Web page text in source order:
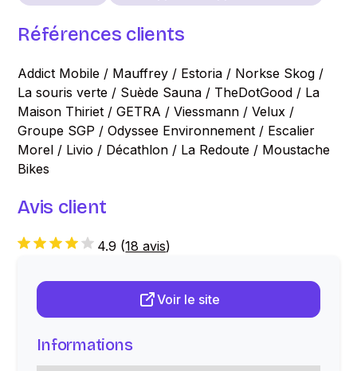
Références clients
Addict Mobile / Mauffrey / Estoria / Norkse Skog /
La souris verte / Suède Sauna / TheDotGood / La
Maison Thiriet / GETRA / Viessmann / Velux /
Groupe SGP / Odyssee Environnement / Escalier
Morel / Livio / Décathlon / La Redoute / Moustache
Bikes
Avis client
4.9 (18 avis)
Voir le site
Informations